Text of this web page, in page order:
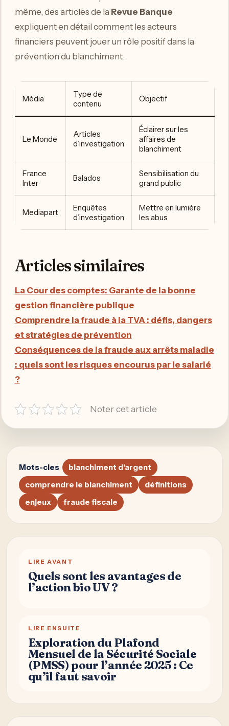
même, des articles de la Revue Banque
expliquent en détail comment les acteurs
financiers peuvent jouer un rôle positif dans la
prévention du blanchiment.
Média
Type de
contenu
Objectif
Le Monde
Articles
d’investigation
Éclairer sur les
affaires de
blanchiment
France
Inter
Balados
Sensibilisation du
grand public
Mediapart
Enquêtes
d’investigation
Mettre en lumière
les abus
Articles similaires
La Cour des comptes: Garante de la bonne
gestion financière publique
Comprendre la fraude à la TVA : défis, dangers
et stratégies de prévention
Conséquences de la fraude aux arrêts maladie
: quels sont les risques encourus par le salarié
?
Noter cet article
Mots-cles
blanchiment d'argent
comprendre le blanchiment
définitions
enjeux
fraude fiscale
LIRE AVANT
Quels sont les avantages de
l’action bio UV ?
LIRE ENSUITE
Exploration du Plafond
Mensuel de la Sécurité Sociale
(PMSS) pour l’année 2025 : Ce
qu’il faut savoir